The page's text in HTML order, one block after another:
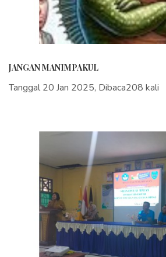
JANGAN MANIMPAKUL
Tanggal 20 Jan 2025, Dibaca208 kali